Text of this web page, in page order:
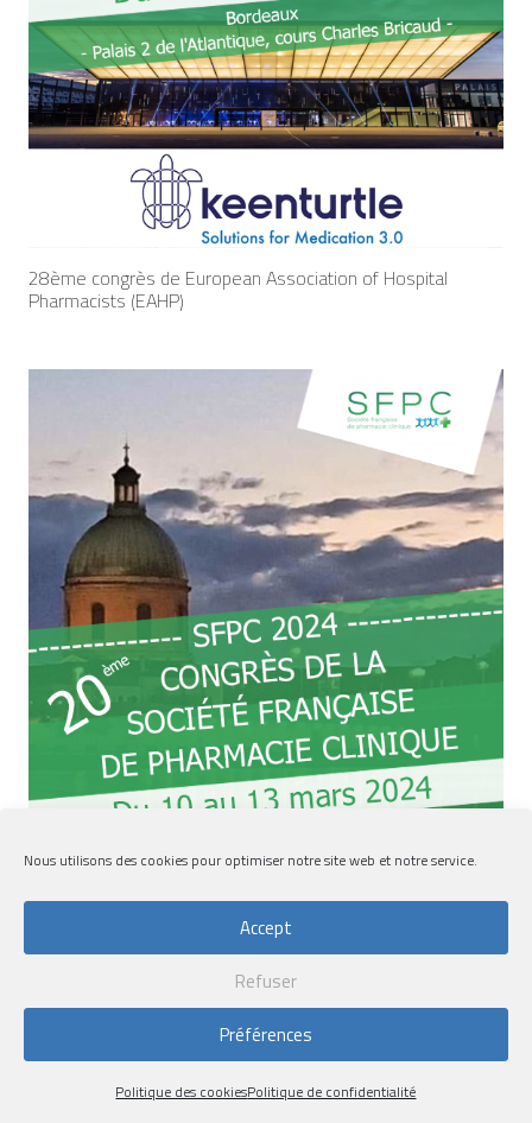
Nous utilisons des cookies pour optimiser notre site web et notre service.
Accept
Refuser
Préférences
Politique des cookiesPolitique de confidentialité
28ème congrès de European Association of Hospital
Pharmacists (EAHP)
CLINIQUE SFPC 2024